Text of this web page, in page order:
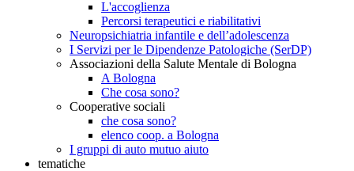
L'accoglienza
Percorsi terapeutici e riabilitativi
Neuropsichiatria infantile e dell’adolescenza
I Servizi per le Dipendenze Patologiche (SerDP)
Associazioni della Salute Mentale di Bologna
A Bologna
Che cosa sono?
Cooperative sociali
che cosa sono?
elenco coop. a Bologna
I gruppi di auto mutuo aiuto
tematiche